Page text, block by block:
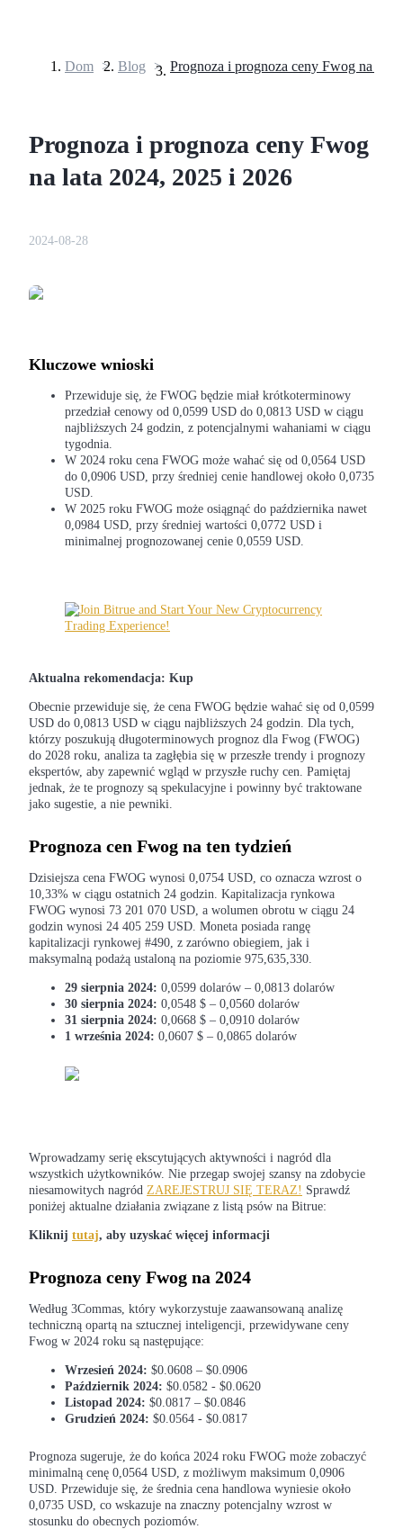
Kontrakty terminowe COIN-M
Kontrakty terminowe na kryptowaluty
Instrumenty pochodne na akcje, forex, metale szlachetne i
towary
Kontrakty terminowe na USDC
Kontrakty futures wykorzystujące USDC jako zabezpieczenie
Kopiowanie Transakcji
Zostań traderem kopiującym
Ciesz się podziałem zysków i prowizjami z kopiowania
transakcji
Informacja
Analiza Big Data, w tym informacje handlowe itp.
Dom > Blog >
Prognoza i prognoza ceny Fwog
na lata 2024, 2025 i 2026
2024-08-28
Kluczowe wnioski
Przewiduje się, że FWOG będzie miał krótkoterminowy
przedział cenowy od 0,0599 USD do 0,0813 USD w ciągu
najbliższych 24 godzin, z potencjalnymi wahaniami w ciągu
tygodnia.
W 2024 roku cena FWOG może wahać się od 0,0564 USD
do 0,0906 USD, przy średniej cenie handlowej około 0,0735
USD.
W 2025 roku FWOG może osiągnąć do października nawet
0,0984 USD, przy średniej wartości 0,0772 USD i
minimalnej prognozowanej cenie 0,0559 USD.
Aktualna rekomendacja: Kup
Obecnie przewiduje się, że cena FWOG będzie wahać się od 0,0599
USD do 0,0813 USD w ciągu najbliższych 24 godzin. Dla tych,
którzy poszukują długoterminowych prognoz dla Fwog (FWOG)
do 2028 roku, analiza ta zagłębia się w przeszłe trendy i prognozy
ekspertów, aby zapewnić wgląd w przyszłe ruchy cen. Pamiętaj
jednak, że te prognozy są spekulacyjne i powinny być traktowane
jako sugestie, a nie pewniki.
Prognoza cen Fwog na ten tydzień
Dzisiejsza cena FWOG wynosi 0,0754 USD, co oznacza wzrost o
10,33% w ciągu ostatnich 24 godzin. Kapitalizacja rynkowa
FWOG wynosi 73 201 070 USD, a wolumen obrotu w ciągu 24
godzin wynosi 24 405 259 USD. Moneta posiada rangę
kapitalizacji rynkowej #490, z zarówno obiegiem, jak i
maksymalną podażą ustaloną na poziomie 975,635,330.
29 sierpnia 2024: 0,0599 dolarów – 0,0813 dolarów
30 sierpnia 2024: 0,0548 $ – 0,0560 dolarów
31 sierpnia 2024: 0,0668 $ – 0,0910 dolarów
1 września 2024: 0,0607 $ – 0,0865 dolarów
Wprowadzamy serię ekscytujących aktywności i nagród dla
wszystkich użytkowników. Nie przegap swojej szansy na zdobycie
niesamowitych nagród ZAREJESTRUJ SIĘ TERAZ! Sprawdź
poniżej aktualne działania związane z listą psów na Bitrue:
Kliknij tutaj, aby uzyskać więcej informacji
Prognoza ceny Fwog na 2024
Według 3Commas, który wykorzystuje zaawansowaną analizę
techniczną opartą na sztucznej inteligencji, przewidywane ceny
Fwog w 2024 roku są następujące:
Wrzesień 2024: $0.0608 – $0.0906
Październik 2024: $0.0582 - $0.0620
Listopad 2024: $0.0817 – $0.0846
Grudzień 2024: $0.0564 - $0.0817
Prognoza sugeruje, że do końca 2024 roku FWOG może zobaczyć
minimalną cenę 0,0564 USD, z możliwym maksimum 0,0906
USD. Przewiduje się, że średnia cena handlowa wyniesie około
0,0735 USD, co wskazuje na znaczny potencjalny wzrost w
stosunku do obecnych poziomów.